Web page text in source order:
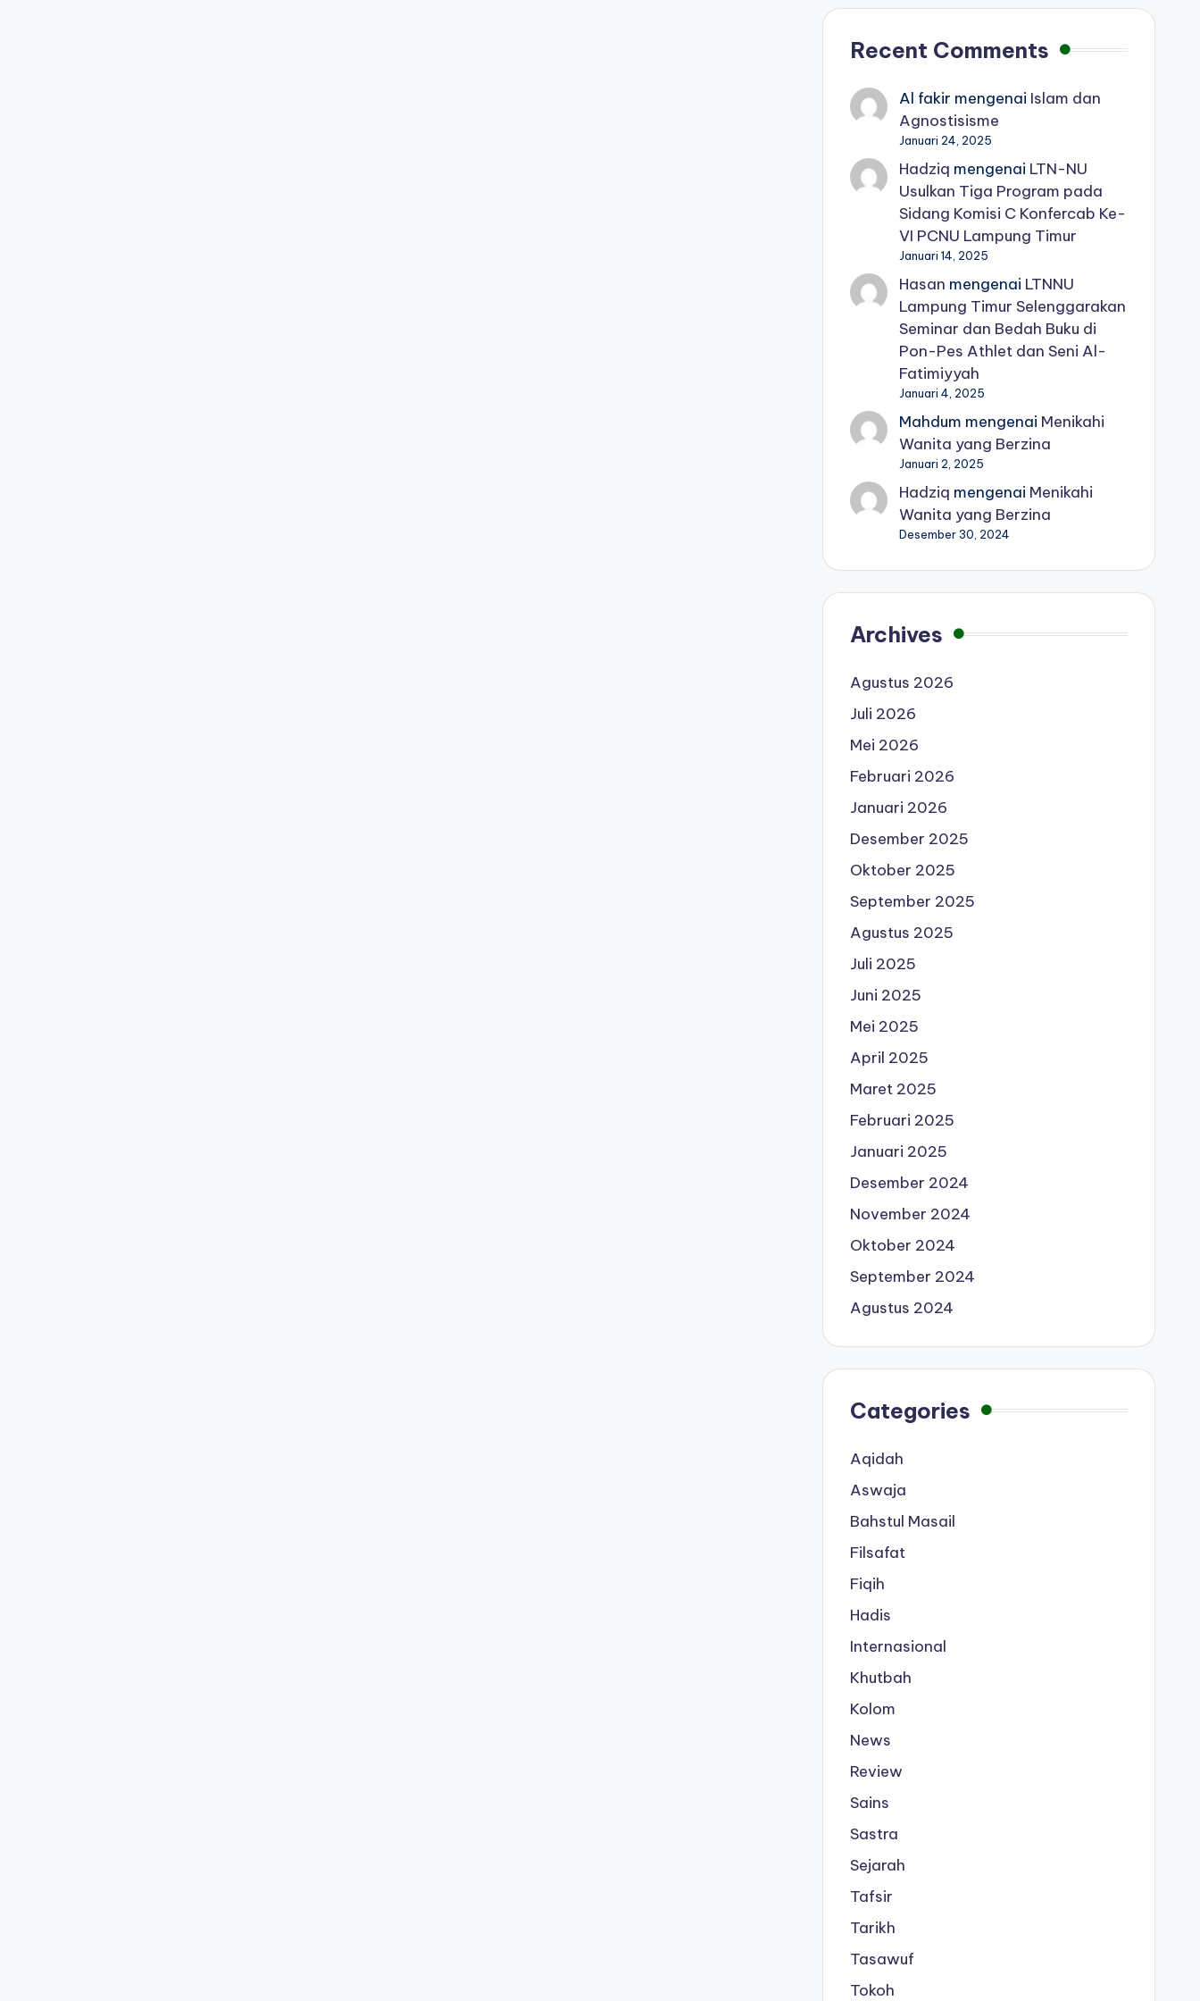
Recent Comments
Al fakir mengenai Islam dan
Agnostisisme
Januari 24, 2025
Hadziq mengenai LTN-NU
Usulkan Tiga Program pada
Sidang Komisi C Konfercab Ke-
VI PCNU Lampung Timur
Januari 14, 2025
Hasan mengenai LTNNU
Lampung Timur Selenggarakan
Seminar dan Bedah Buku di
Pon-Pes Athlet dan Seni Al-
Fatimiyyah
Januari 4, 2025
Mahdum mengenai Menikahi
Wanita yang Berzina
Januari 2, 2025
Hadziq mengenai Menikahi
Wanita yang Berzina
Desember 30, 2024
Archives
Agustus 2026
Juli 2026
Mei 2026
Februari 2026
Januari 2026
Desember 2025
Oktober 2025
September 2025
Agustus 2025
Juli 2025
Juni 2025
Mei 2025
April 2025
Maret 2025
Februari 2025
Januari 2025
Desember 2024
November 2024
Oktober 2024
September 2024
Agustus 2024
Categories
Aqidah
Aswaja
Bahstul Masail
Filsafat
Fiqih
Hadis
Internasional
Khutbah
Kolom
News
Review
Sains
Sastra
Sejarah
Tafsir
Tarikh
Tasawuf
Tokoh